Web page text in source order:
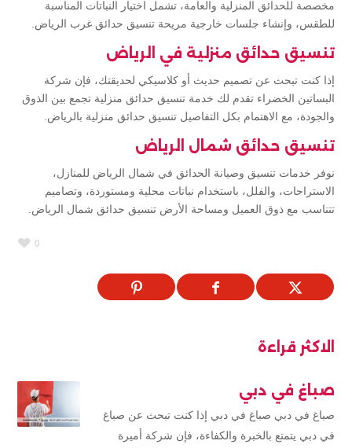
مخصصة للحدائق المنزلية والعامة، تشمل اختيار النباتات المناسبة
للطقس، وإنشاء جلسات خارجية مريحة تنسيق حدائق غرب الرياض.
تنسيق حدائق منزلية في الرياض
إذا كنت تبحث عن تصميم حديث أو كلاسيكي لحديقتك، فإن شركة
البساتين الخضراء تقدم لك خدمة تنسيق حدائق منزلية تجمع بين الذوق
والجودة، مع الاهتمام بكل التفاصيل تنسيق حدائق منزلية بالرياض.
تنسيق حدائق شمال الرياض
نوفر خدمات تنسيق وصيانة الحدائق في شمال الرياض للمنازل،
الاستراحات، والفلل، باستخدام نباتات محلية ومستوردة، وتصاميم
تتناسب مع ذوق العميل ومساحة الأرض تنسيق حدائق شمال الرياض.
0
الاكثر قراءة
صباغ في دبي
صباغ في دبي صباغ في دبي إذا كنت تبحث عن صباغ
في دبي يتمتع بالخبرة والكفاءة، فإن شركة أميرة